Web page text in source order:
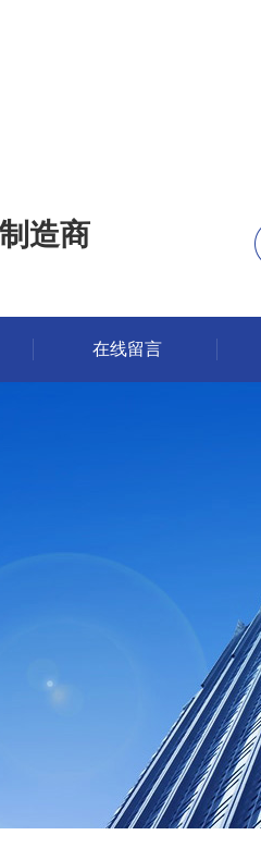
造商
在线留言